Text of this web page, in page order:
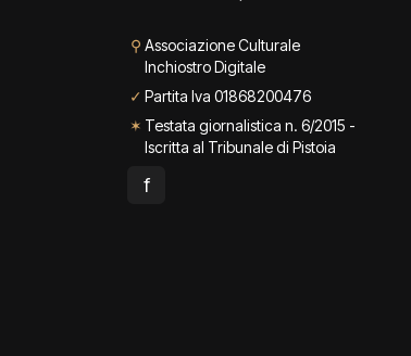
⚲ Associazione Culturale
Inchiostro Digitale
✓ Partita Iva 01868200476
✶ Testata giornalistica n. 6/2015 -
Iscritta al Tribunale di Pistoia
f